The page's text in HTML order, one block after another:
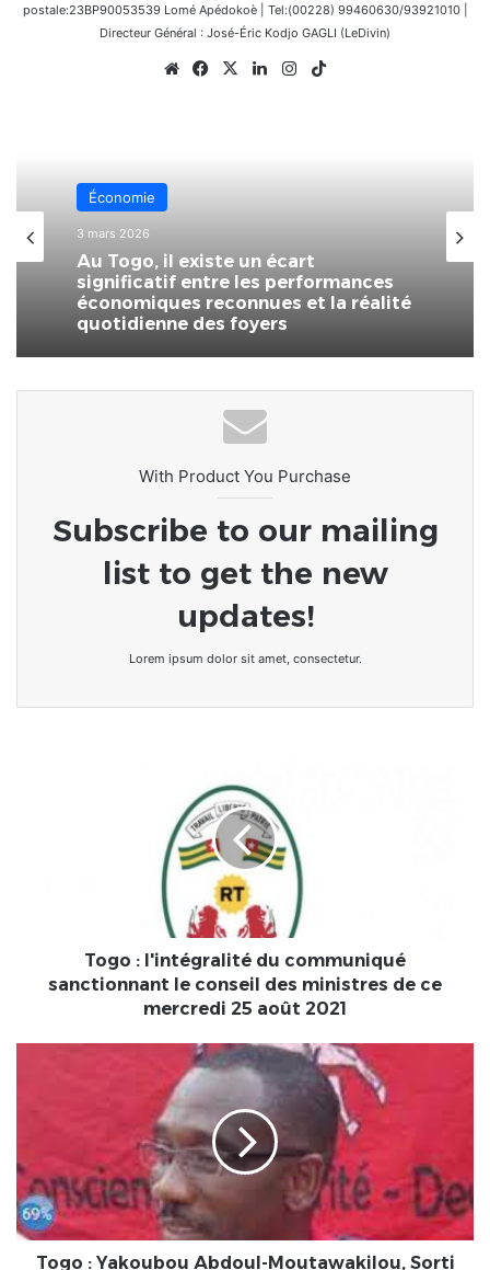
postale:23BP90053539 Lomé Apédokoè | Tel:(00228) 99460630/93921010 |
Directeur Général : José-Éric Kodjo GAGLI (LeDivin)
WebsiteFacebook
X LinkedinInstagram
Économie
3 mars 2026
Au Togo, il existe un écart
significatif entre les performances
économiques reconnues et la réalité
quotidienne des foyers
With Product You Purchase
Subscribe to our mailing
list to get the new
updates!
Lorem ipsum dolor sit amet, consectetur.
Togo : l'intégralité du communiqué
sanctionnant le conseil des ministres de ce
mercredi 25 août 2021
Sorti
d'une
tombe
à
Togo : Yakoubou Abdoul-Moutawakilou, Sorti